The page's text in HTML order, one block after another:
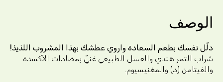
بطعم السعادة واروي عطشك بهذا المشروب اللذيذ!
هندي والعسل الطبيعي غنيّ بمضادات الأكسدة
(د) والمغنيسيوم.